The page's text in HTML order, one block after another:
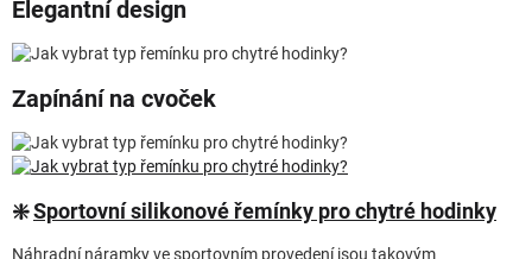
Elegantní design
Zapínání na cvoček
❇️Sportovní silikonové řemínky pro chytré hodinky
Náhradní náramky ve sportovním provedení jsou takovým